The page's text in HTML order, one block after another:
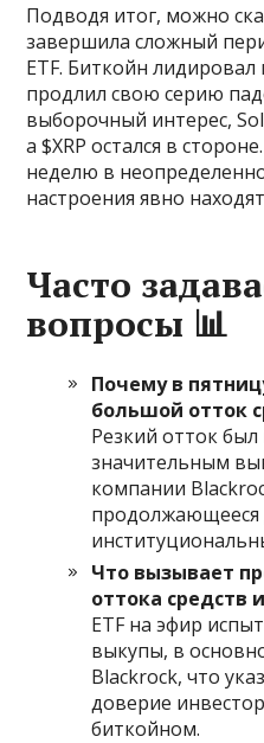
Подводя итог, можно
завершила сложный
ETF. Биткойн
продлил свою серию
выборочный интерес,
а $XRP остался в
неделю в
настроения явно
Часто
вопросы 📊
Почему в
большой отток
Резкий отток
значительным
компании
продолжающееся
Что вызывает
оттока средств
ETF на эфир
выкупы, в
Blackrock, что
доверие
биткойном.